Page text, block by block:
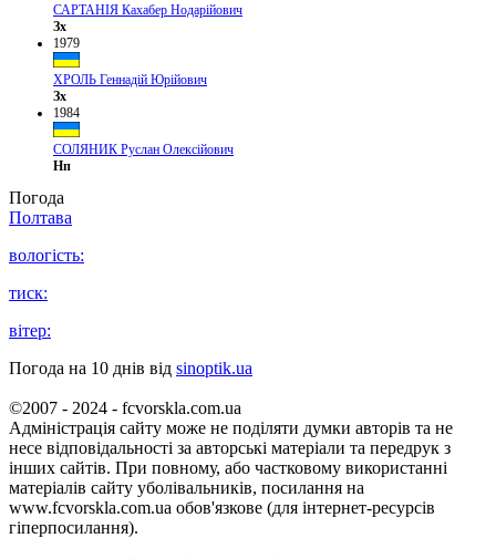
САРТАНІЯ Кахабер Нодарійович
Зх
1979
ХРОЛЬ Геннадій Юрійович
Зх
1984
СОЛЯНИК Руслан Олексійович
Нп
Погода
Полтава
вологість:
тиск:
вітер:
Погода на 10 днів від sinoptik.ua
©2007 - 2024 - fcvorskla.com.ua
Адміністрація сайту може не поділяти думки авторів та не
несе відповідальності за авторські матеріали та передрук з
інших сайтів. При повному, або частковому використанні
матеріалів сайту уболівальників, посилання на
www.fcvorskla.com.ua обов'язкове (для інтернет-ресурсів
гіперпосилання).